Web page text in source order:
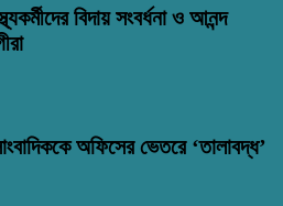
বিদায় সংবর্ধনা ও আনন্দ
অফিসের ভেতরে ‘তালাবদ্ধ’